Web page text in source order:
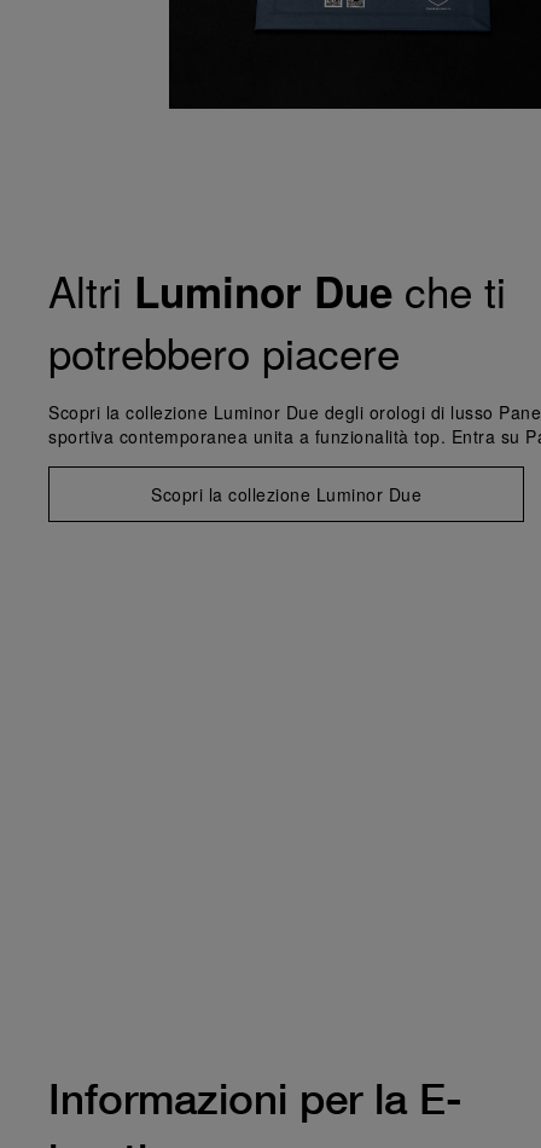
Altri Luminor Due che ti
potrebbero piacere
Scopri la collezione Luminor Due degli orologi di lusso
sportiva contemporanea unita a funzionalità top. Entra su
Scopri la collezione Luminor Due
Informazioni per la E-